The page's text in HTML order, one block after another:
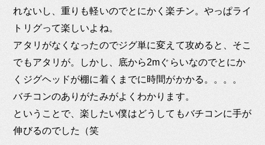
れないし、重りも軽いのでとにかく楽チン。やっぱライ
トリグって楽しいよね。
アタリがなくなったのでジグ単に変えて攻めると、そこ
でもアタリが。しかし、底から2mぐらいなのでとにか
くジグヘッドが棚に着くまでに時間がかかる。。。。
バチコンのありがたみがよくわかります。
ということで、楽したい僕はどうしてもバチコンに手が
伸びるのでした（笑